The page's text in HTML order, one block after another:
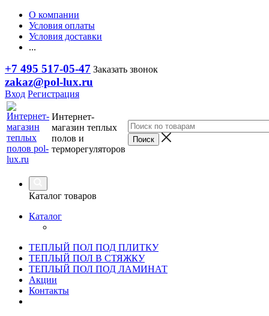
О компании
Условия оплаты
Условия доставки
...
+7 495 517-05-47 Заказать звонок
zakaz@pol-lux.ru
Вход Регистрация
Интернет-
магазин теплых
полов и
терморегуляторов
Каталог товаров
Каталог
ТЕПЛЫЙ ПОЛ ПОД ПЛИТКУ
ТЕПЛЫЙ ПОЛ В СТЯЖКУ
ТЕПЛЫЙ ПОЛ ПОД ЛАМИНАТ
Акции
Контакты